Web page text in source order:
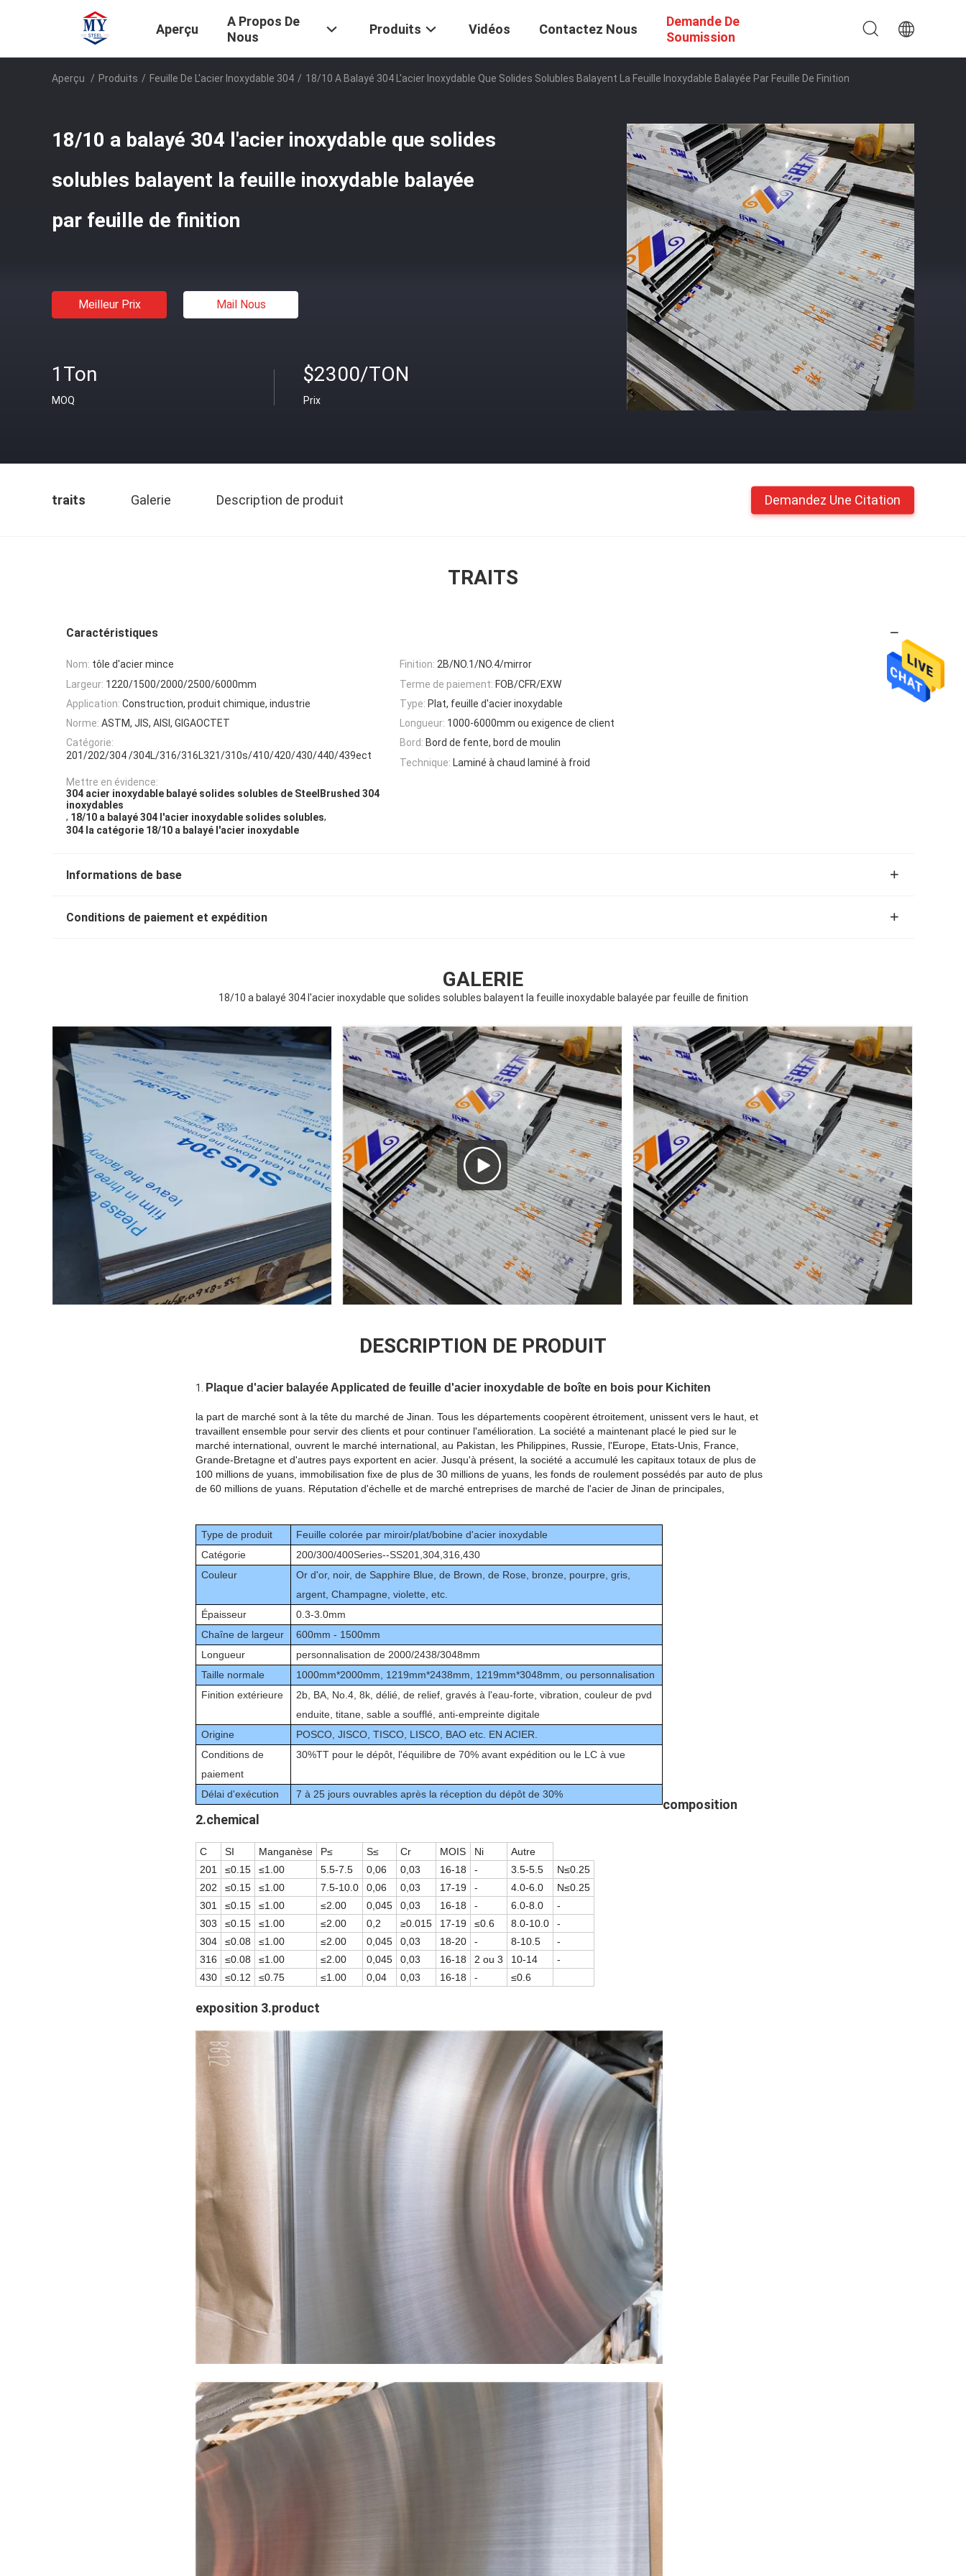
Aperçu
A Propos De
Nous
Produits Vidéos Contactez Nous
Demande De
Soumission
Aperçu / Produits / Feuille De L'acier Inoxydable 304 / 18/10 A Balayé 304 L'acier Inoxydable Que Solides Solubles Balayent La Feuille Inoxydable Balayée Par Feuille De Finition
18/10 a balayé 304 l'acier inoxydable que solides
solubles balayent la feuille inoxydable balayée
par feuille de finition
Meilleur Prix Mail Nous
1Ton
MOQ
$2300/TON
Prix
traits Galerie Description de produit Demandez Une Citation
TRAITS
Caractéristiques
Nom: tôle d'acier mince Finition: 2B/NO.1/NO.4/mirror
Largeur: 1220/1500/2000/2500/6000mm Terme de paiement: FOB/CFR/EXW
Application: Construction, produit chimique, industrie Type: Plat, feuille d'acier inoxydable
Norme: ASTM, JIS, AISI, GIGAOCTET Longueur: 1000-6000mm ou exigence de client
Catégorie:
201/202/304 /304L/316/316L321/310s/410/420/430/440/439ect
Bord: Bord de fente, bord de moulin
Technique: Laminé à chaud laminé à froid
Mettre en évidence:
304 acier inoxydable balayé solides solubles de SteelBrushed 304
inoxydables
, 18/10 a balayé 304 l'acier inoxydable solides solubles,
304 la catégorie 18/10 a balayé l'acier inoxydable
Informations de base
Conditions de paiement et expédition
GALERIE
18/10 a balayé 304 l'acier inoxydable que solides solubles balayent la feuille inoxydable balayée par feuille de finition
DESCRIPTION DE PRODUIT
1. Plaque d'acier balayée Applicated de feuille d'acier inoxydable de boîte en bois pour Kichiten
la part de marché sont à la tête du marché de Jinan. Tous les départements coopèrent étroitement, unissent vers le haut, et
travaillent ensemble pour servir des clients et pour continuer l'amélioration. La société a maintenant placé le pied sur le
marché international, ouvrent le marché international, au Pakistan, les Philippines, Russie, l'Europe, Etats-Unis, France,
Grande-Bretagne et d'autres pays exportent en acier. Jusqu'à présent, la société a accumulé les capitaux totaux de plus de
100 millions de yuans, immobilisation fixe de plus de 30 millions de yuans, les fonds de roulement possédés par auto de plus
de 60 millions de yuans. Réputation d'échelle et de marché entreprises de marché de l'acier de Jinan de principales,
Type de produit
Feuille colorée par miroir/plat/bobine d'acier inoxydable
Catégorie
200/300/400Series--SS201,304,316,430
Couleur
Or d'or, noir, de Sapphire Blue, de Brown, de Rose, bronze, pourpre, gris,
argent, Champagne, violette, etc.
Épaisseur
0.3-3.0mm
Chaîne de largeur
600mm - 1500mm
Longueur
personnalisation de 2000/2438/3048mm
Taille normale
1000mm*2000mm, 1219mm*2438mm, 1219mm*3048mm, ou personnalisation
Finition extérieure
2b, BA, No.4, 8k, délié, de relief, gravés à l'eau-forte, vibration, couleur de pvd
enduite, titane, sable a soufflé, anti-empreinte digitale
Origine
POSCO, JISCO, TISCO, LISCO, BAO etc. EN ACIER.
Conditions de
paiement
30%TT pour le dépôt, l'équilibre de 70% avant expédition ou le LC à vue
Délai d'exécution 7 à 25 jours ouvrables après la réception du dépôt de 30%
composition
2.chemical
C SI Manganèse P≤ S≤ Cr MOIS Ni
Autre
201
≤0.15 ≤1.00 5.5-7.5 0,06 0,03 16-18 - 3.5-5.5
N≤0.25
202
≤0.15 ≤1.00 7.5-10.0 0,06 0,03 17-19 - 4.0-6.0
N≤0.25
301
≤0.15 ≤1.00 ≤2.00 0,045 0,03 16-18 - 6.0-8.0
-
303
≤0.15 ≤1.00 ≤2.00 0,2 ≥0.015 17-19 ≤0.6 8.0-10.0
-
304
≤0.08 ≤1.00 ≤2.00 0,045 0,03 18-20 - 8-10.5
-
316
≤0.08 ≤1.00 ≤2.00 0,045 0,03 16-18 2 ou 3 10-14
-
430
≤0.12 ≤0.75 ≤1.00 0,04 0,03 16-18 - ≤0.6
exposition 3.product